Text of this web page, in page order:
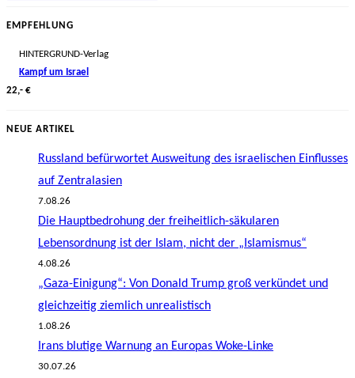
EMPFEHLUNG
HINTERGRUND-Verlag
Kampf um Israel
22,- €
NEUE ARTIKEL
Russland befürwortet Ausweitung des israelischen Einflusses
auf Zentralasien
7.08.26
Die Hauptbedrohung der freiheitlich-säkularen
Lebensordnung ist der Islam, nicht der „Islamismus“
4.08.26
„Gaza-Einigung“: Von Donald Trump groß verkündet und
gleichzeitig ziemlich unrealistisch
1.08.26
Irans blutige Warnung an Europas Woke-Linke
30.07.26